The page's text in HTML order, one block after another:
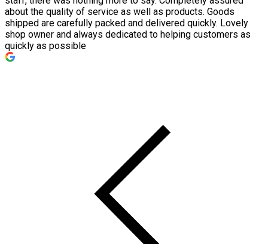
about the quality of service as well as products. Goods
shipped are carefully packed and delivered quickly. Lovely
shop owner and always dedicated to helping customers as
quickly as possible